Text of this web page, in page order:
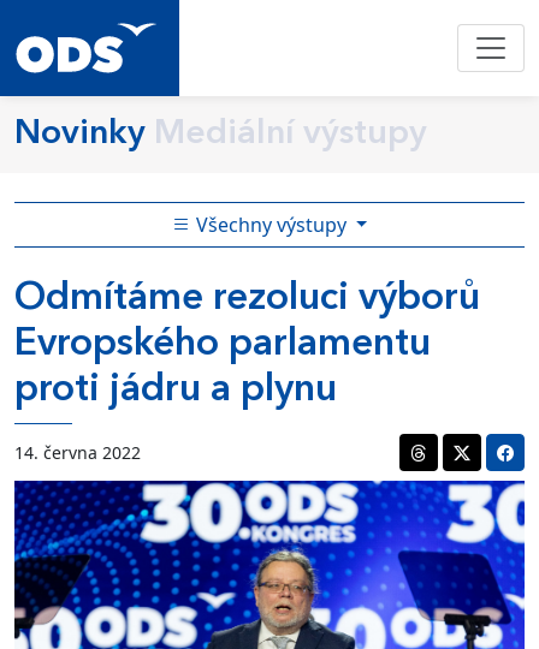
Novinky Mediální výstupy
Všechny výstupy
Odmítáme rezoluci výborů
Evropského parlamentu
proti jádru a plynu
14. června 2022